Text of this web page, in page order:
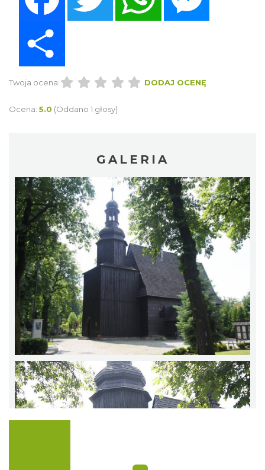
Twoja ocena: DODAJ OCENĘ
Ocena: 5.0 (Oddano 1 głosy)
GALERIA